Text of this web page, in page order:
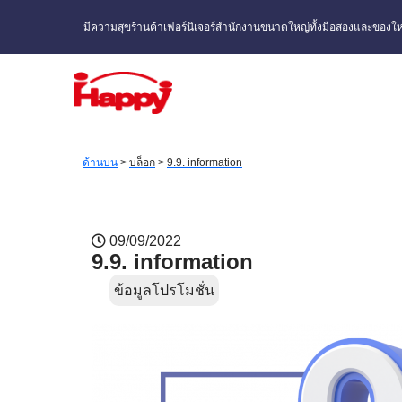
มีความสุขร้านค้าเฟอร์นิเจอร์สำนักงานขนาดใหญ่ทั้งมือสองและของใ
ด้านบน > บล็อก > 9.9. information
09/09/2022
9.9. information
ข้อมูลโปรโมชั่น